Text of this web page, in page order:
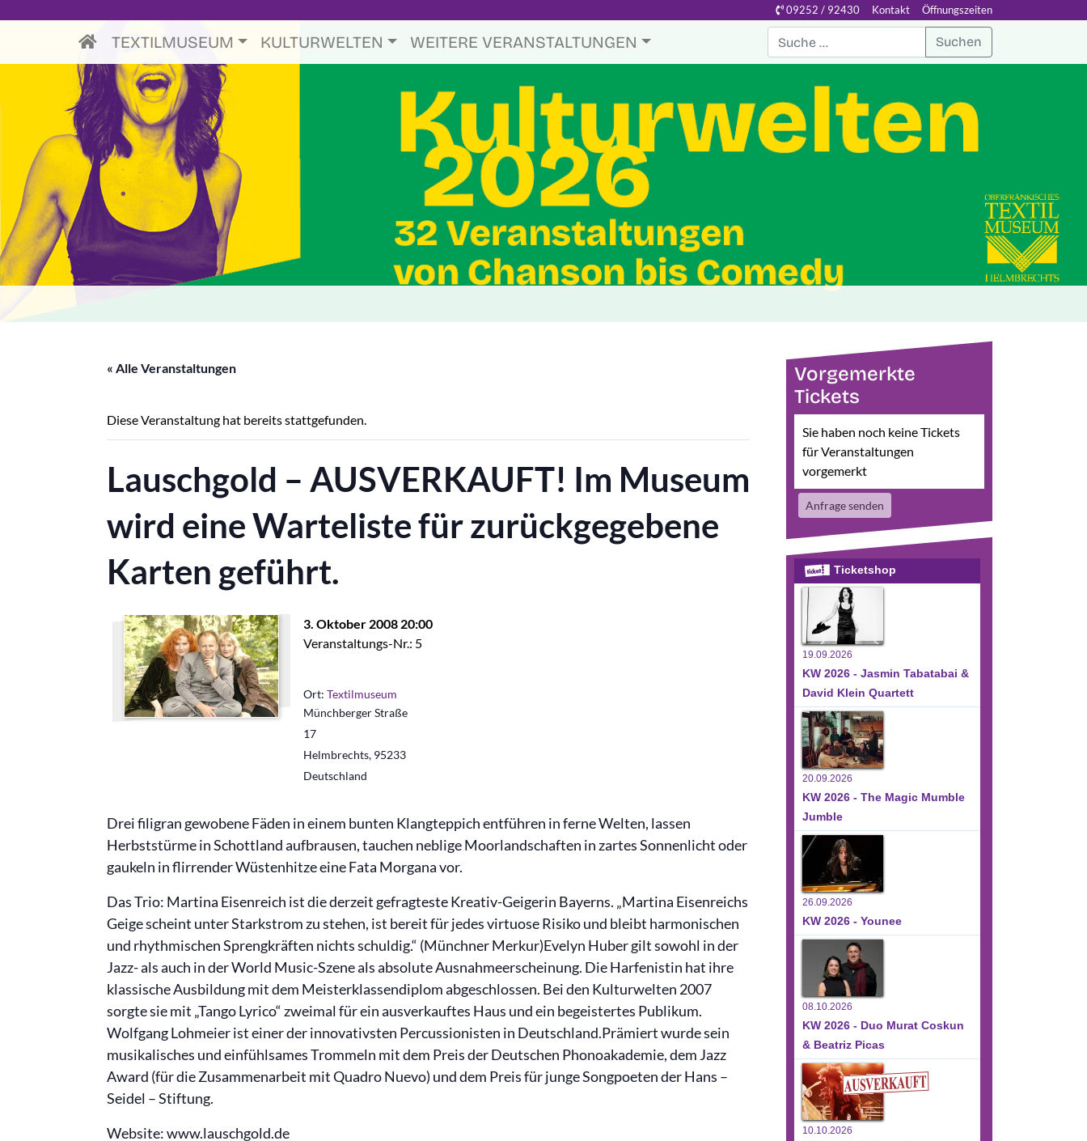
09252 / 92430 Kontakt Öffnungszeiten
TEXTILMUSEUM KULTURWELTEN WEITERE VERANSTALTUNGEN Suchen
« Alle Veranstaltungen
Diese Veranstaltung hat bereits stattgefunden.
Lauschgold – AUSVERKAUFT! Im Museum
wird eine Warteliste für zurückgegebene
Karten geführt.
3. Oktober 2008 20:00
Veranstaltungs-Nr.: 5
Ort: Textilmuseum
Münchberger Straße
17
Helmbrechts, 95233
Deutschland
Drei filigran gewobene Fäden in einem bunten Klangteppich entführen in ferne Welten, lassen
Herbststürme in Schottland aufbrausen, tauchen neblige Moorlandschaften in zartes Sonnenlicht oder
gaukeln in flirrender Wüstenhitze eine Fata Morgana vor.
Das Trio: Martina Eisenreich ist die derzeit gefragteste Kreativ-Geigerin Bayerns. „Martina Eisenreichs
Geige scheint unter Starkstrom zu stehen, ist bereit für jedes virtuose Risiko und bleibt harmonischen
und rhythmischen Sprengkräften nichts schuldig.“ (Münchner Merkur)Evelyn Huber gilt sowohl in der
Jazz- als auch in der World Music-Szene als absolute Ausnahmeerscheinung. Die Harfenistin hat ihre
klassische Ausbildung mit dem Meisterklassendiplom abgeschlossen. Bei den Kulturwelten 2007
sorgte sie mit „Tango Lyrico“ zweimal für ein ausverkauftes Haus und ein begeistertes Publikum.
Wolfgang Lohmeier ist einer der innovativsten Percussionisten in Deutschland.Prämiert wurde sein
musikalisches und einfühlsames Trommeln mit dem Preis der Deutschen Phonoakademie, dem Jazz
Award (für die Zusammenarbeit mit Quadro Nuevo) und dem Preis für junge Songpoeten der Hans –
Seidel – Stiftung.
Website:www.lauschgold.de
Vorgemerkte
Tickets
Sie haben noch keine Tickets
für Veranstaltungen
vorgemerkt
Anfrage senden
Ticketshop
19.09.2026
KW 2026 - Jasmin Tabatabai &
David Klein Quartett
20.09.2026
KW 2026 - The Magic Mumble
Jumble
26.09.2026
KW 2026 - Younee
08.10.2026
KW 2026 - Duo Murat Coskun
& Beatriz Picas
10.10.2026